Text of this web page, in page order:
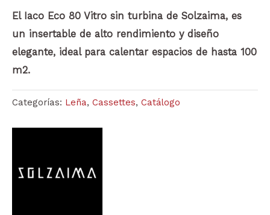
El Iaco Eco 80 Vitro sin turbina de Solzaima, es
un insertable de alto rendimiento y diseño
elegante, ideal para calentar espacios de hasta 100
m2.
Categorías: Leña, Cassettes, Catálogo